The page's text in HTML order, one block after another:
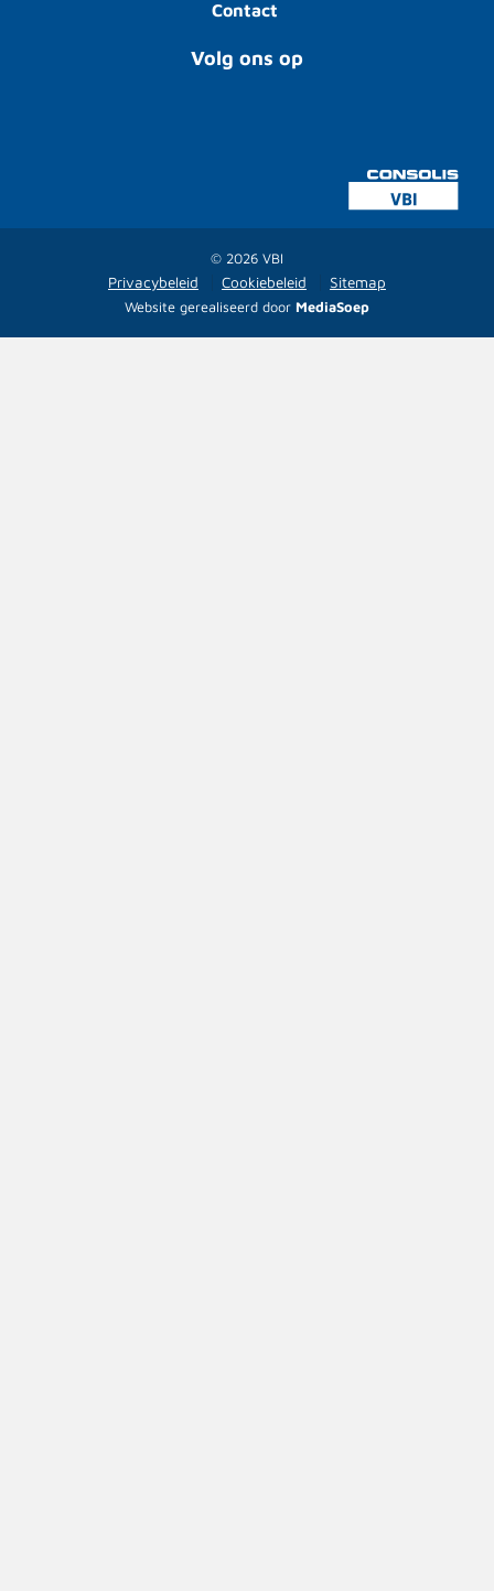
Contact
Volg ons op
© 2026 VBI
Privacybeleid Cookiebeleid Sitemap
Website gerealiseerd door MediaSoep